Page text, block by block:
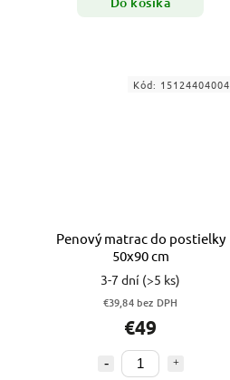
Penový matrac do postielky
50x90 cm
3-7 dní (>5 ks)
€39,84 bez DPH
€49
Kód: 15124404004